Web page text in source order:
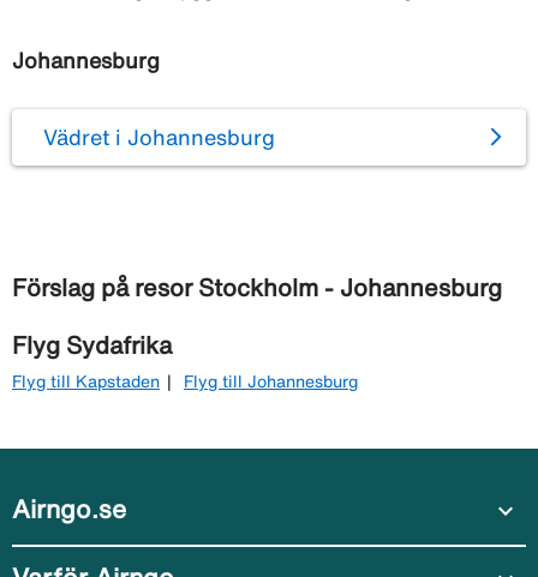
Johannesburg
Vädret i Johannesburg
Förslag på resor Stockholm - Johannesburg
Flyg Sydafrika
Flyg till Kapstaden Flyg till Johannesburg
Airngo.se expand_more